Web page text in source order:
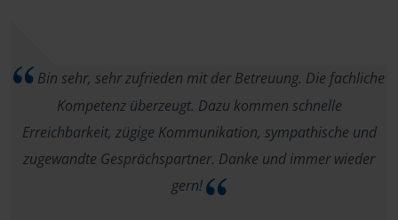
Bin sehr, sehr zufrieden mit der Betreuung. Die fachliche
Kompetenz überzeugt. Dazu kommen schnelle
Erreichbarkeit, zügige Kommunikation, sympathische und
zugewandte Gesprächspartner. Danke und immer wieder
gern!